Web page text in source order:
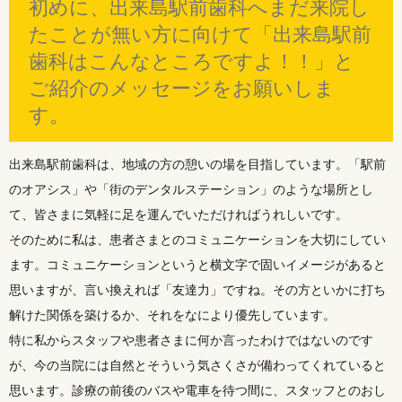
初めに、出来島駅前歯科へまだ来院し
たことが無い方に向けて「出来島駅前
歯科はこんなところですよ！！」と
ご紹介のメッセージをお願いしま
す。
出来島駅前歯科は、地域の方の憩いの場を目指しています。「駅前
のオアシス」や「街のデンタルステーション」のような場所とし
て、皆さまに気軽に足を運んでいただければうれしいです。
そのために私は、患者さまとのコミュニケーションを大切にしてい
ます。コミュニケーションというと横文字で固いイメージがあると
思いますが、言い換えれば「友達力」ですね。その方といかに打ち
解けた関係を築けるか、それをなにより優先しています。
特に私からスタッフや患者さまに何か言ったわけではないのです
が、今の当院には自然とそういう気さくさが備わってくれていると
思います。診療の前後のバスや電車を待つ間に、スタッフとのおし